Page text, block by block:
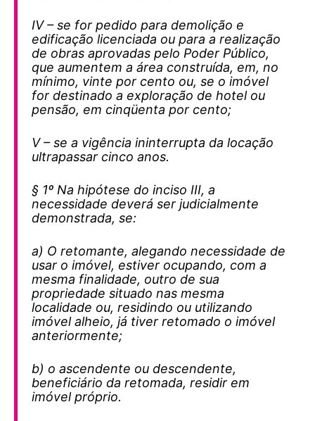
IV – se for pedido para demolição e
edificação licenciada ou para a realização
de obras aprovadas pelo Poder Público,
que aumentem a área construída, em, no
mínimo, vinte por cento ou, se o imóvel
for destinado a exploração de hotel ou
pensão, em cinqüenta por cento;
V – se a vigência ininterrupta da locação
ultrapassar cinco anos.
§ 1º Na hipótese do inciso III, a
necessidade deverá ser judicialmente
demonstrada, se:
a) O retomante, alegando necessidade de
usar o imóvel, estiver ocupando, com a
mesma finalidade, outro de sua
propriedade situado nas mesma
localidade ou, residindo ou utilizando
imóvel alheio, já tiver retomado o imóvel
anteriormente;
b) o ascendente ou descendente,
beneficiário da retomada, residir em
imóvel próprio.